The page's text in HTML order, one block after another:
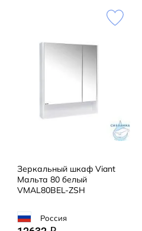
Зеркальный шкаф Viant
Мальта 80 белый
VMAL80BEL-ZSH
Россия